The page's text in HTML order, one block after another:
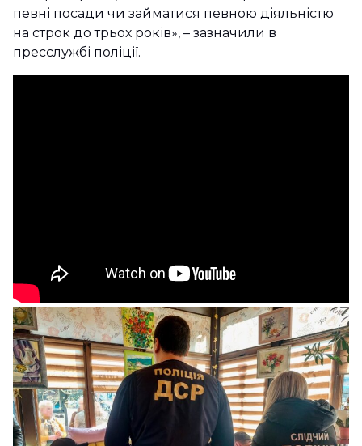
певні посади чи займатися певною діяльністю
на строк до трьох років», – зазначили в
пресслужбі поліції.